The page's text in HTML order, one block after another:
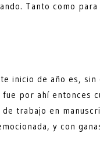
Tanto como
inicio de año es, sin
por ahí entonces
de trabajo en
y con